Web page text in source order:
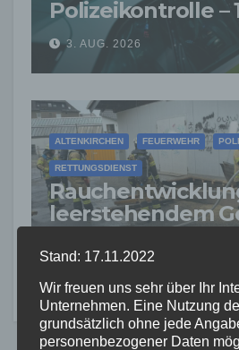
Polizeikontrolle –
nach Verfolgung
3. AUG. 2026
ALTENKIRCHEN FEUERWEHR
RETTUNGSDIENST
leerstehendem
Stand: 17.11.2022
Wir freuen uns sehr über Ihr
Unternehmen. Eine Nutzung
grundsätzlich ohne jede
personenbezogener Daten